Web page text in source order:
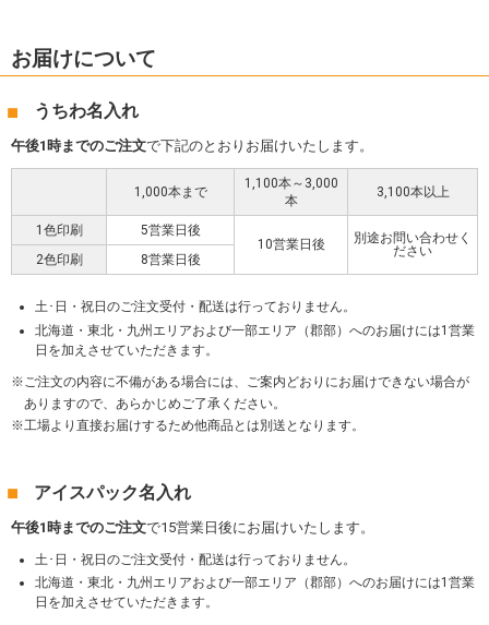
お届けについて
うちわ名入れ
午後1時までのご注文で下記のとおりお届けいたします。
1,000本まで
1,100本～3,000
本
3,100本以上
1色印刷
5営業日後
10営業日後
別途お問い合わせく
ださい
2色印刷 8営業日後
土･日・祝日のご注文受付・配送は行っておりません。
北海道・東北・九州エリアおよび一部エリア（郡部）へのお届けには1営業
日を加えさせていただきます。
ご注文の内容に不備がある場合には、ご案内どおりにお届けできない場合が
ありますので、あらかじめご了承ください。
工場より直接お届けするため他商品とは別送となります。
アイスパック名入れ
午後1時までのご注文で15営業日後にお届けいたします。
土･日・祝日のご注文受付・配送は行っておりません。
北海道・東北・九州エリアおよび一部エリア（郡部）へのお届けには1営業
日を加えさせていただきます。